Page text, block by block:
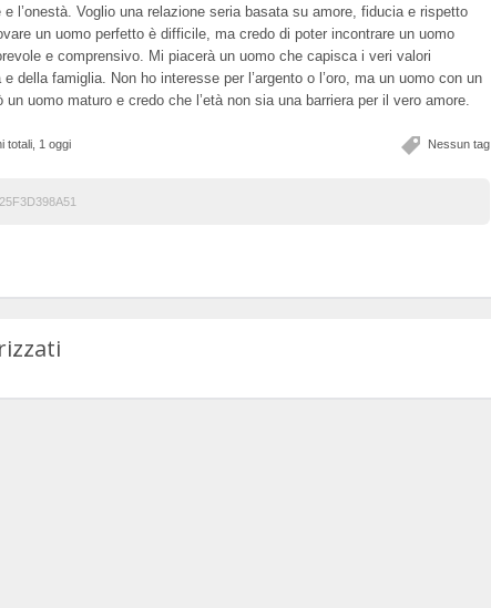
l’onestà. Voglio una relazione seria basata su amore, fiducia e rispetto
un uomo perfetto è difficile, ma credo di poter incontrare un uomo
e comprensivo. Mi piacerà un uomo che capisca i veri valori
e della famiglia. Non ho interesse per l’argento o l’oro, ma un uomo con un
un uomo maturo e credo che l’età non sia una barriera per il vero amore.
Nessun tag
totali, 1 oggi